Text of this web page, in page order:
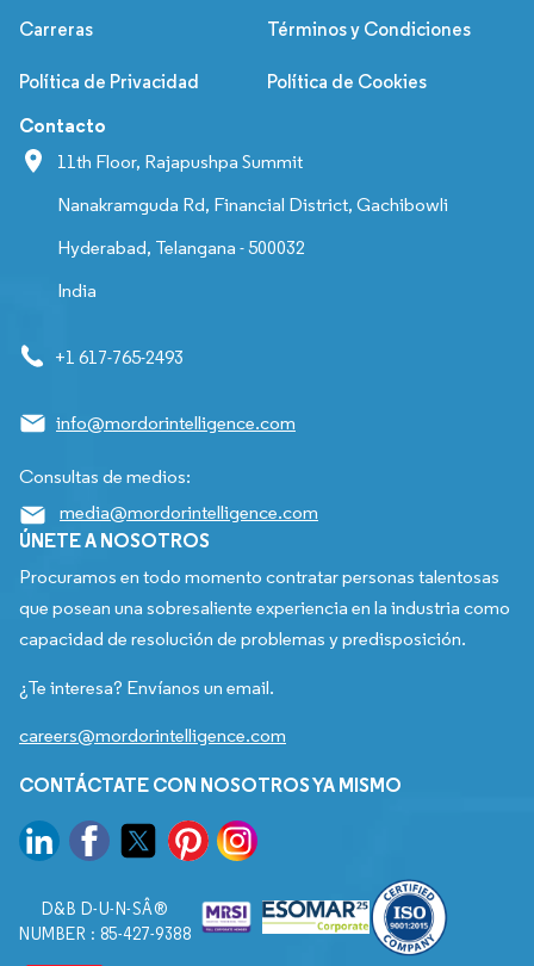
Carreras Términos y Condiciones
Política de Privacidad Política de Cookies
Contacto
11th Floor, Rajapushpa Summit
Nanakramguda Rd, Financial District, Gachibowli
Hyderabad, Telangana - 500032
India
+1 617-765-2493
info@mordorintelligence.com
Consultas de medios:
media@mordorintelligence.com
ÚNETE A NOSOTROS
Procuramos en todo momento contratar personas talentosas
que posean una sobresaliente experiencia en la industria como
capacidad de resolución de problemas y predisposición.
¿Te interesa? Envíanos un email.
careers@mordorintelligence.com
CONTÁCTATE CON NOSOTROS YA MISMO
D&B D-U-N-SÂ®
NUMBER : 85-427-9388